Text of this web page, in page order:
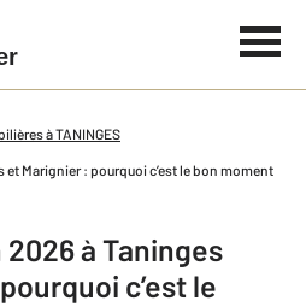
à TANINGES
Marignier : pourquoi c’est le bon moment
à Taninges
c’est le